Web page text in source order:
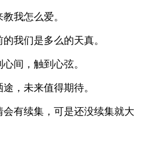
我怎么爱。
我们是多么的天真。
间，触到心弦。
，未来值得期待。
有续集，可是还没续集就大